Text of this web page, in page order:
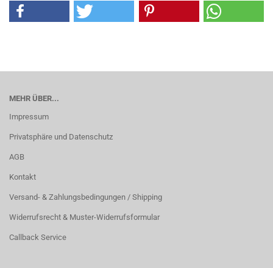
MEHR ÜBER...
Impressum
Privatsphäre und Datenschutz
AGB
Kontakt
Versand- & Zahlungsbedingungen / Shipping
Widerrufsrecht & Muster-Widerrufsformular
Callback Service